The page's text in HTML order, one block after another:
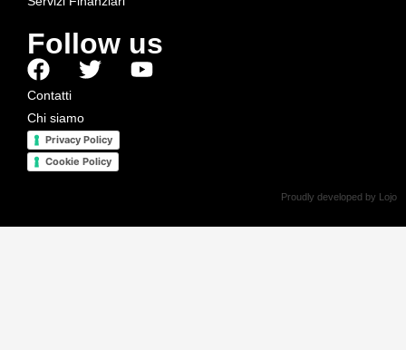
Follow us
Contatti
Chi siamo
Privacy Policy
Cookie Policy
Proudly developed by Lojo